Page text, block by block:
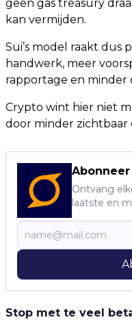
geen gas treasury
kan vermijden.
Sui’s model raakt dus
handwerk, meer
rapportage en minder
Crypto wint hier niet
door minder zichtbaar
Ontvang
laatste en
Stop met te veel